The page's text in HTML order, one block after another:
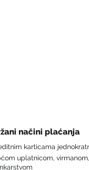
načini plaćanja
karticama
uplatnicom,